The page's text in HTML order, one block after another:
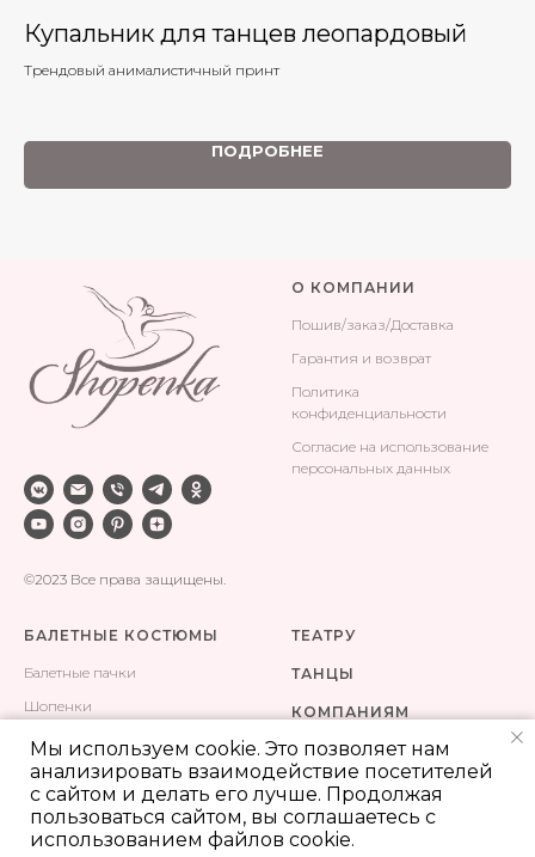
Купальник для танцев леопардовый
Трендовый анималистичный принт
ПОДРОБНЕЕ
Мы используем cookie. Это позволяет нам
анализировать взаимодействие посетителей
с сайтом и делать его лучше. Продолжая
пользоваться сайтом, вы соглашаетесь с
использованием файлов cookie.
©2023 Все права защищены.
О КОМПАНИИ
Пошив/заказ/Доставка
Гарантия и возврат
Политика
конфиденциальности
Согласие на использование
персональных данных
БАЛЕТНЫЕ КОСТЮМЫ
Балетные пачки
Шопенки
Одежда для тренировок
Сценические костюмы
ТЕАТРУ
ТАНЦЫ
КОМПАНИЯМ
КОНТАКТЫ
ПОШИВ